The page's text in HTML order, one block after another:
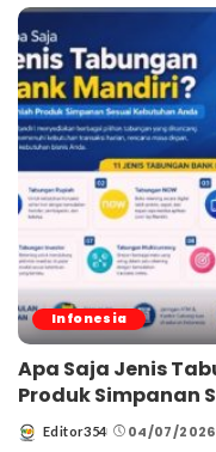
Infonesia
Apa Saja Jenis
Produk Simpanan
Posted
Editor354 04/07/2026